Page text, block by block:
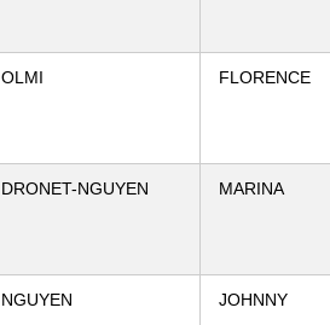
OLMI FLORENCE
DRONET-NGUYEN MARINA
NGUYEN JOHNNY